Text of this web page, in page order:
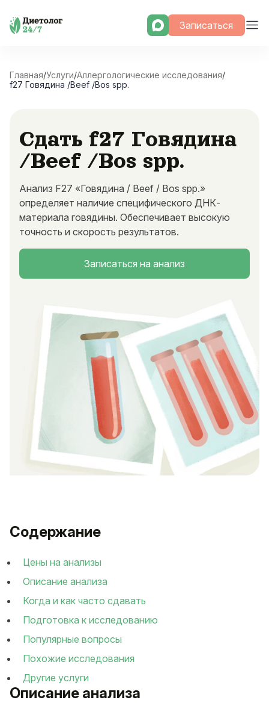
Skip
Записаться
Главная/Услуги/Аллергологические исследования/
f27 Говядина /Beef /Bos spp.
Сдать f27 Говядина
/Beef /Bos spp.
Анализ F27 «Говядина / Beef / Bos spp.»
определяет наличие специфического ДНК-
материала говядины. Обеспечивает высокую
точность и скорость результатов.
Записаться на анализ
Описание анализа
Содержание
Цены на анализы
Описание анализа
Когда и как часто сдавать
Подготовка к исследованию
Популярные вопросы
Похожие исследования
Другие услуги